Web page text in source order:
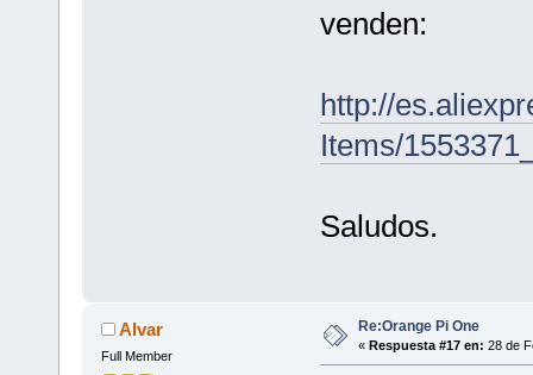
venden:
http://
Items/
Saludos.
Alvar
Full Member
Re:Orange Pi One
« Respuesta #17 en: 28 de